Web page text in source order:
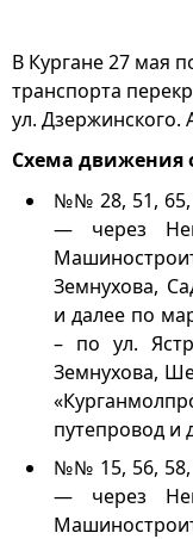
В Кургане 27 мая
транспорта
ул. Дзержинского.
Схема движения
№№ 28, 51, 65,
— через
Земнухова,
и далее по
– по ул.
Земнухова,
путепровод и
№№ 15, 56, 58,
— через